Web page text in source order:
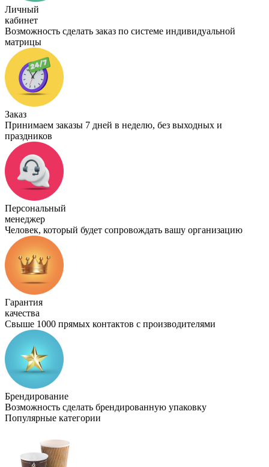
Личный
кабинет
Возможность сделать заказ по системе индивидуальной
матрицы
Заказ
Принимаем заказы 7 дней в неделю, без выходных и
праздников
Персональный
менеджер
Человек, который будет сопровождать вашу организацию
Гарантия
качества
Свыше 1000 прямых контактов с производителями
Брендирование
Возможность сделать брендированную упаковку
Популярные категории